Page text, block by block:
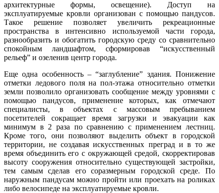
архитектурные формы, освещение). Доступ на
эксплуатируемые кровли организован с помощью пандусов.
Такое решение позволяет увеличить рекреационные
пространства в интенсивно используемой части города,
разнообразить и обогатить городскую среду со сравнительно
спокойным ландшафтом, сформировав “искусственный
рельеф” и озеленив центр города.
Еще одна особенность – “заглубление” здания. Понижение
отметки ледового поля на пол-этажа относительно отметки
земли позволило организовать сообщение между уровнями с
помощью пандусов, применение которых, как отмечают
специалисты, в объектах с массовым пребыванием
посетителей сокращает время загрузки и эвакуации как
минимум в 2 раза по сравнению с применением лестниц.
Кроме того, они позволяют выделить объект в городской
территории, не создавая искусственных преград и в то же
время объединить его с окружающей средой, скорректировав
высоту сооружения относительно существующей застройки,
тем самым сделав его соразмерным городской среде. По
наружным пандусам можно пройти или проехать на роликах
либо велосипеде на эксплуатируемые кровли.